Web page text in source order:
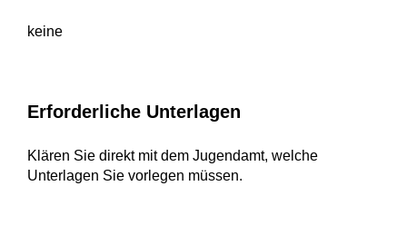
keine
Erforderliche Unterlagen
Klären Sie direkt mit dem Jugendamt, welche
Unterlagen Sie vorlegen müssen.